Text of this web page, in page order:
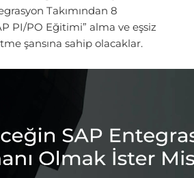
Takımından 8
PI/PO Eğitimi” alma ve eşsiz
şansına sahip olacaklar.